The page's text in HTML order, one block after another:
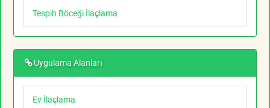
Tespih Böceği İlaçlama
Uygulama Alanları
Ev İlaçlama